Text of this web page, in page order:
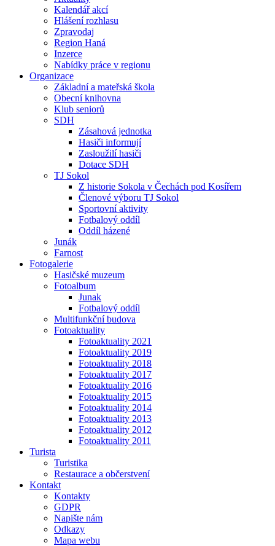
Kalendář akcí
Hlášení rozhlasu
Zpravodaj
Region Haná
Inzerce
Nabídky práce v regionu
Organizace
Základní a mateřská škola
Obecní knihovna
Klub seniorů
SDH
Zásahová jednotka
Hasiči informují
Zasloužilí hasiči
Dotace SDH
TJ Sokol
Z historie Sokola v Čechách pod Kosířem
Členové výboru TJ Sokol
Sportovní aktivity
Fotbalový oddíl
Oddíl házené
Junák
Farnost
Fotogalerie
Hasičské muzeum
Fotoalbum
Junak
Fotbalový oddíl
Multifunkční budova
Fotoaktuality
Fotoaktuality 2021
Fotoaktuality 2019
Fotoaktuality 2018
Fotoaktuality 2017
Fotoaktuality 2016
Fotoaktuality 2015
Fotoaktuality 2014
Fotoaktuality 2013
Fotoaktuality 2012
Fotoaktuality 2011
Turista
Turistika
Restaurace a občerstvení
Kontakt
Kontakty
GDPR
Napište nám
Odkazy
Mapa webu